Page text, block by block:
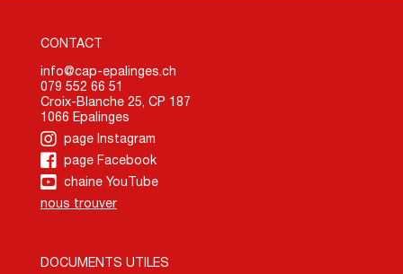
CONTACT
info@cap-epalinges.ch
079 552 66 51
Croix-Blanche 25, CP 187
1066 Epalinges
page Instagram
page Facebook
chaine YouTube
nous trouver
DOCUMENTS UTILES